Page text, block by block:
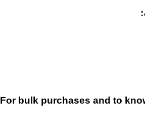
For bulk purchases and to